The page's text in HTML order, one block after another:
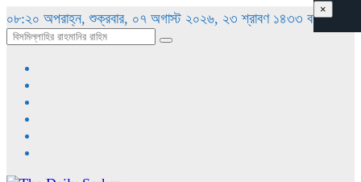
০৮:২০ অপরাহ্ন, শুক্রবার, ০৭ অগাস্ট ২০২৬, ২৩ শ্রাবণ ১৪৩৩ বঙ্গাব্দ
×